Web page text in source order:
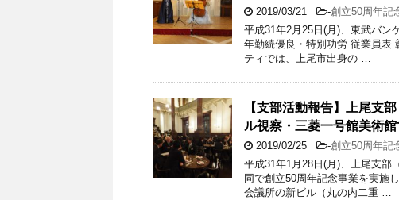
2019/03/21 -創立50周年記
平成31年2月25日(月)、東武バン
年勤続優良・特別功労 従業員表
ティでは、上尾市出身の …
【支部活動報告】上尾支
ル視察・三菱一号館美術
2019/02/25 -創立50周年記
平成31年1月28日(月)、上尾支部
同で創立50周年記念事業を実施
会議所の新ビル（丸の内二重 …